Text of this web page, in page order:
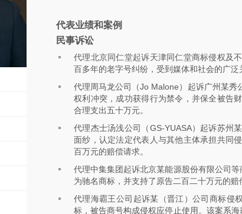
代表业绩和案例
民事诉讼
代理北京同仁堂起诉天津同仁堂商标侵权及
百多年的老字号纠纷，受到媒体和社会的广泛
代理周马龙公司（Jo Malone）起诉广州某秀
权利冲突，成功获得行为禁令，并保全被告
合理支出五十万元。
代理杰士汤浅公司（GS-YUASA）起诉苏州
面纱，认定法定代表人与其他主体承担共同
百万元的赔偿请求。
代理中集集团起诉北京某能源股份有限公司
为驰名商标，并支持了原告二百二十万元的赔
代理海霸王公司起诉某（晋江）公司商标侵
标，被告商号构成侵权应停止使用。该案系